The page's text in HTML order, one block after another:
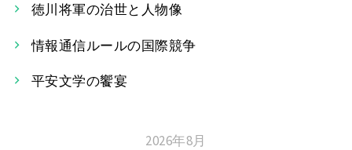
シ
ョ
ン
徳川将軍の治世と人物像
情報通信ルールの国際競争
平安文学の饗宴
2026年8月